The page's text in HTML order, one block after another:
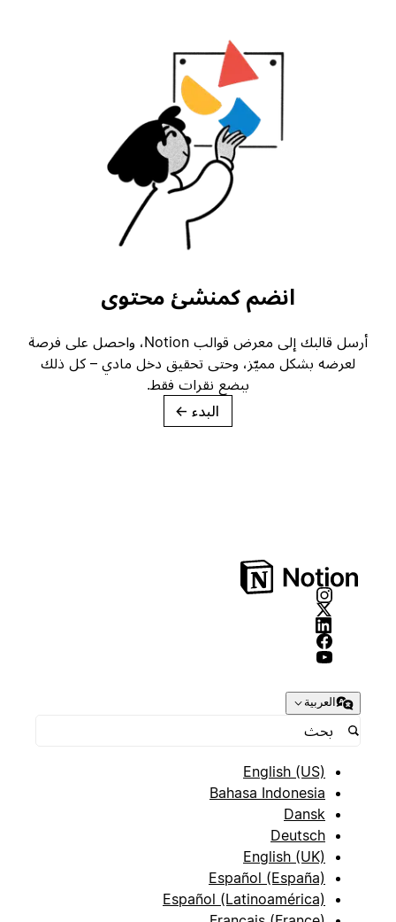
انضم كمنشئ محتوى
أرسل قالبك إلى معرض قوالب Notion، واحصل على فرصة
لعرضه بشكل مميّز، وحتى تحقيق دخل مادي – كل ذلك
ببضع نقرات فقط.
→
العربية
English (US)
Bahasa Indonesia
Dansk
Deutsch
English (UK)
Español (España)
Español (Latinoamérica)